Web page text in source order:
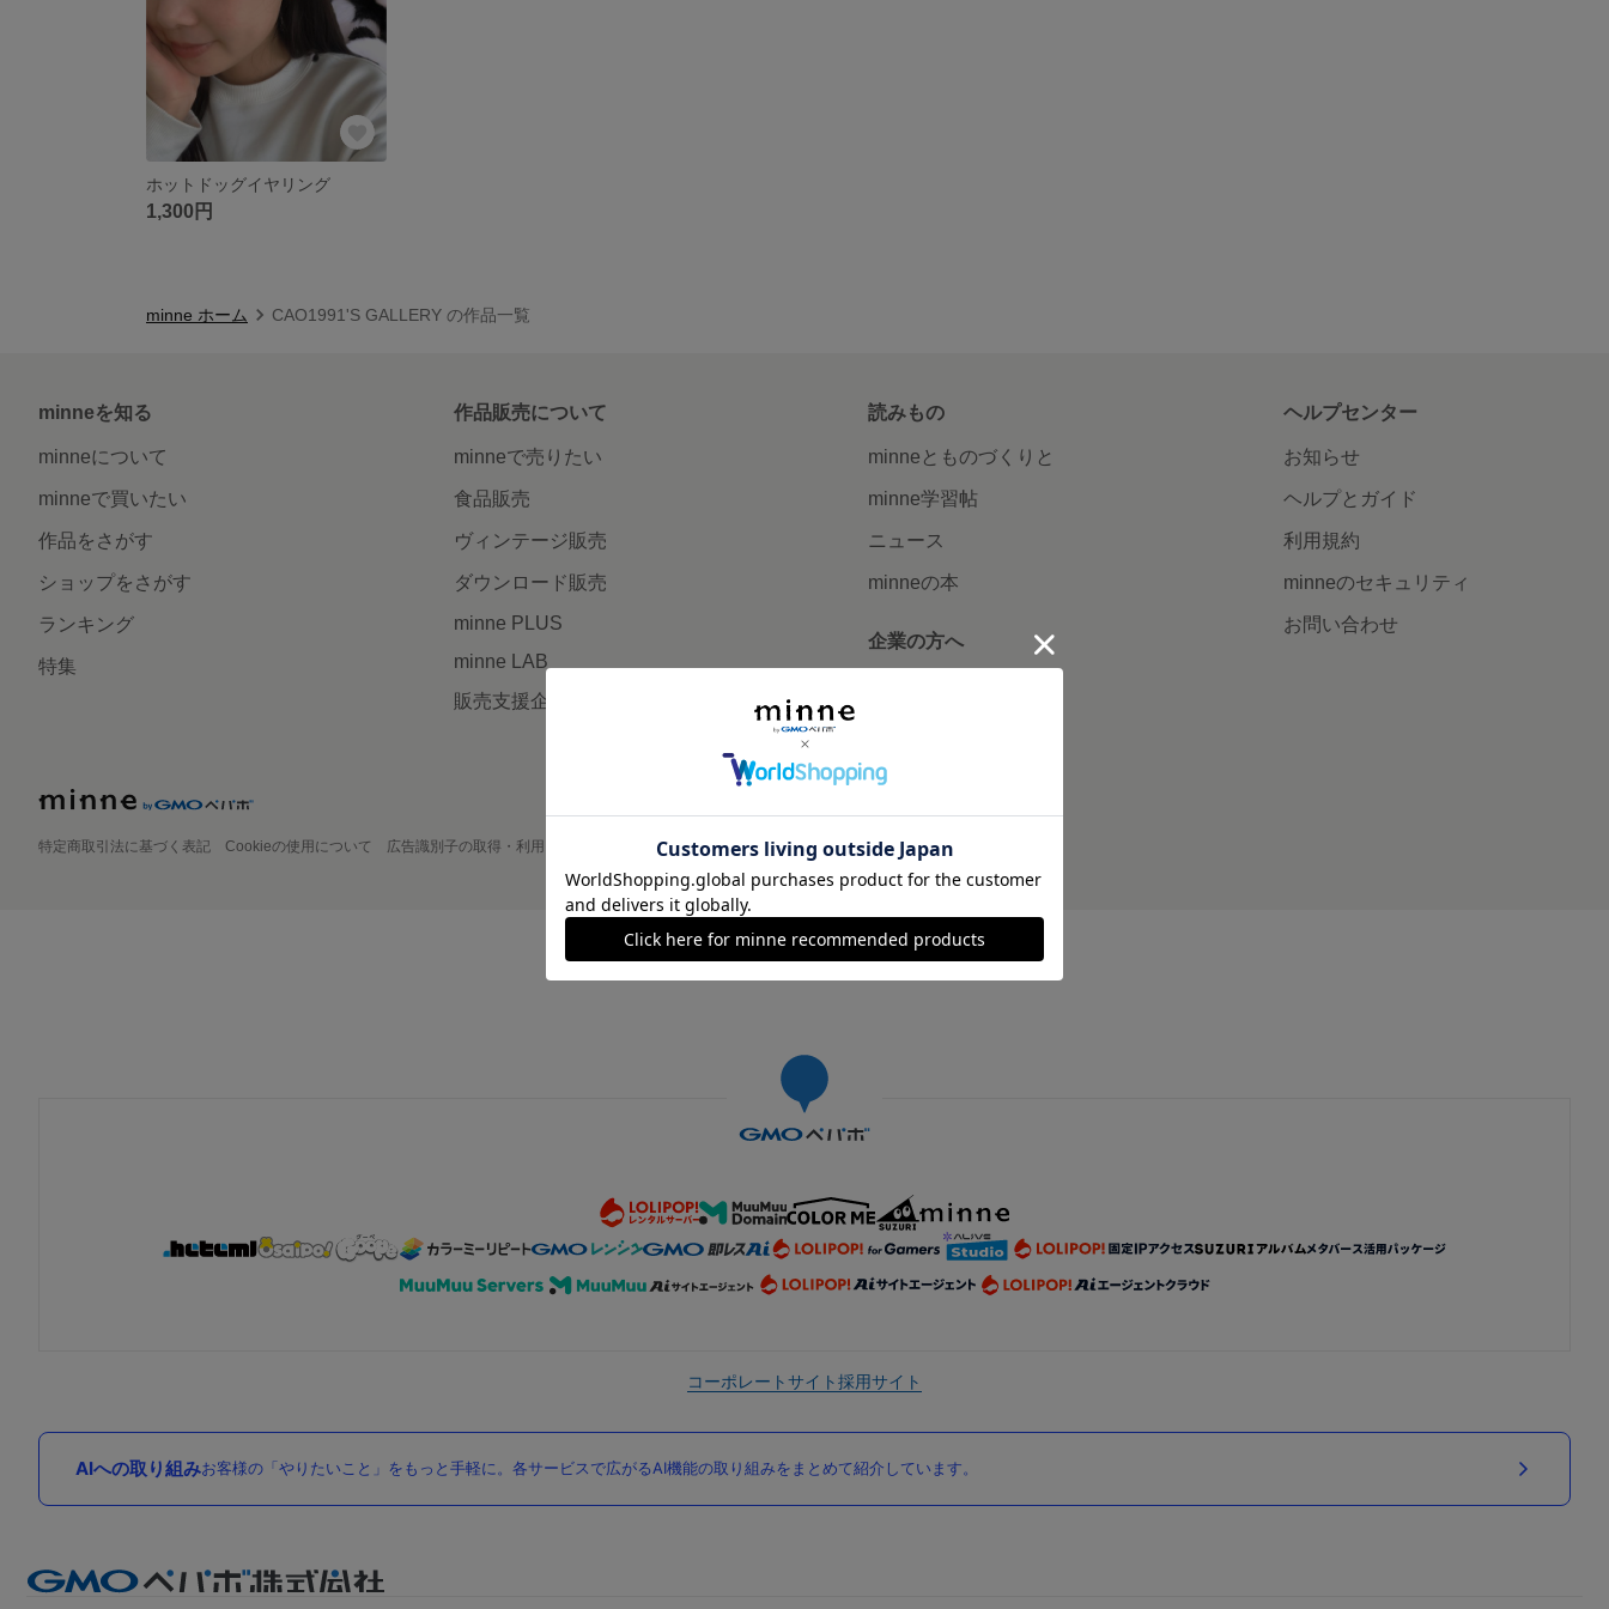
ホットドッグイヤリング
1,300円
minne ホーム CAO1991'S GALLERY の作品一覧
minneを知る
minneについて
minneで買いたい
作品をさがす
ショップをさがす
ランキング
特集
作品販売について
minneで売りたい
食品販売
ヴィンテージ販売
ダウンロード販売
minne PLUS
minne LAB
販売支援企画・イベント
読みもの
minneとものづくりと
minne学習帖
ニュース
minneの本
企業の方へ
ヘルプセンター
お知らせ
ヘルプとガイド
利用規約
minneのセキュリティ
お問い合わせ
特定商取引法に基づく表記 Cookieの使用について 広告識別子の取得・利用 プライバシーポリシー 会社概要 採用情報 メディアキット
©GMO Pepabo, Inc. All rights reserved.
コーポレートサイト採用サイト
AIへの取り組みお客様の「やりたいこと」をもっと手軽に。各サービスで広がるAI機能の取り組みをまとめて紹介しています。